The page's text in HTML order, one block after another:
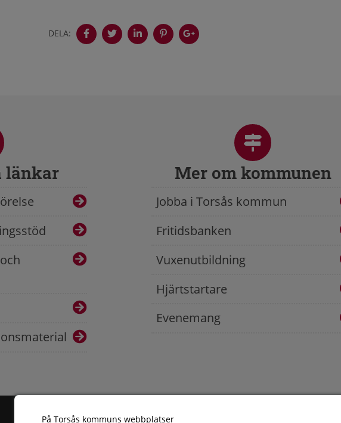
DELA:
På Torsås kommuns webbplatser
länkar Mer om kommunen
Jobba i Torsås kommun
Fritidsbanken
Vuxenutbildning
Hjärtstartare
Evenemang